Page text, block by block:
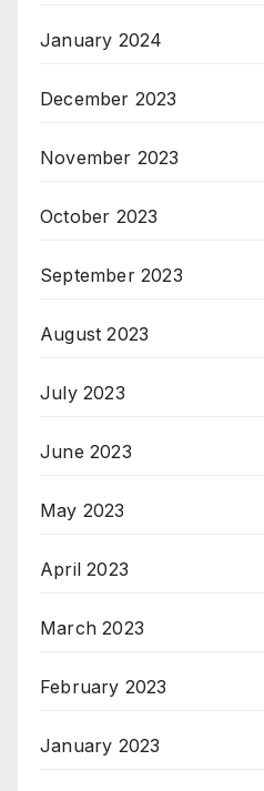
January 2024
December 2023
November 2023
October 2023
September 2023
August 2023
July 2023
June 2023
May 2023
April 2023
March 2023
February 2023
January 2023